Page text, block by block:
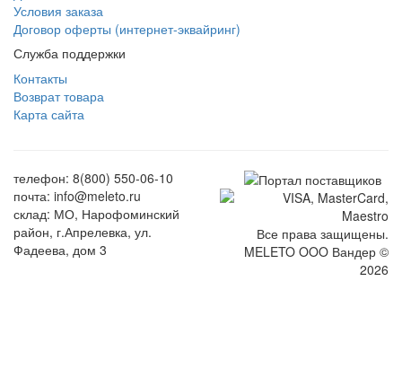
Условия заказа
Договор оферты (интернет-эквайринг)
Служба поддержки
Контакты
Возврат товара
Карта сайта
телефон: 8(800) 550-06-10
почта: info@meleto.ru
склад: МО, Нарофоминский
район, г.Апрелевка, ул.
Фадеева, дом 3
Все права защищены.
MELETO OOO Вандер ©
2026